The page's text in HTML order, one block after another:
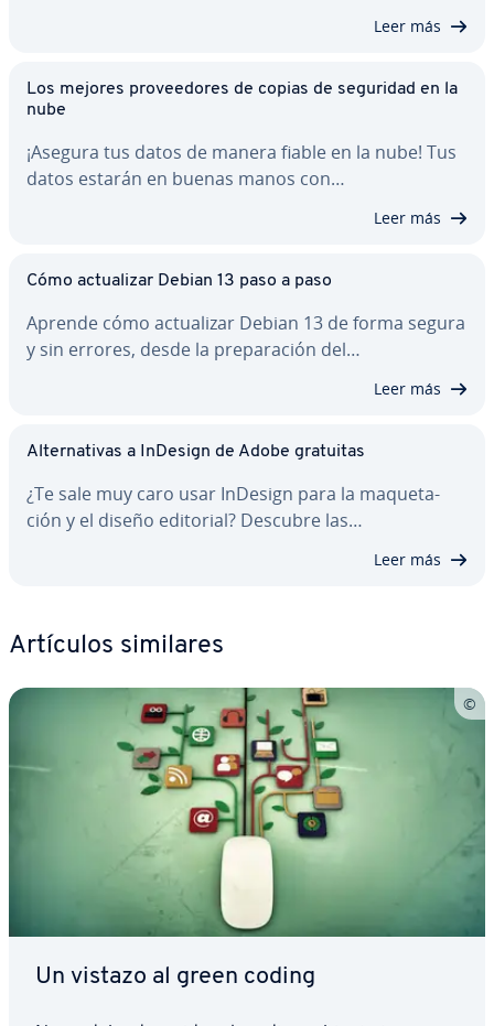
Leer más
Los mejores pro­vee­do­res de copias de seguridad en la
nube
¡Asegura tus datos de manera fiable en la nube! Tus
datos estarán en buenas manos con…
Leer más
Cómo ac­tua­li­zar Debian 13 paso a paso
Aprende cómo ac­tua­li­zar Debian 13 de forma segura
y sin errores, desde la pre­pa­ra­ción del…
Leer más
Al­te­r­na­ti­vas a InDesign de Adobe gratuitas
¿Te sale muy caro usar InDesign para la ma­que­ta­
ción y el diseño editorial? Descubre las…
Leer más
Artículos similares
Un vistazo al green coding